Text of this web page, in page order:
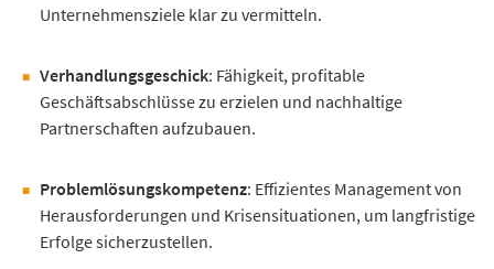
Unternehmensziele klar zu vermitteln.
Verhandlungsgeschick: Fähigkeit, profitable
Geschäftsabschlüsse zu erzielen und nachhaltige
Partnerschaften aufzubauen.
Problemlösungskompetenz: Effizientes Management von
Herausforderungen und Krisensituationen, um langfristige
Erfolge sicherzustellen.